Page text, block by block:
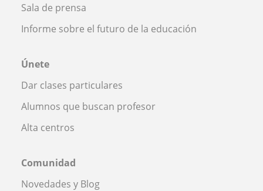
Sala de prensa
Informe sobre el futuro de la educación
Únete
Dar clases particulares
Alumnos que buscan profesor
Alta centros
Comunidad
Novedades y Blog